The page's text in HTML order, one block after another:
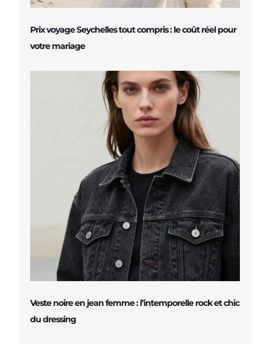
Prix voyage Seychelles tout compris : le coût réel pour
votre mariage
Veste noire en jean femme : l’intemporelle rock et chic
du dressing